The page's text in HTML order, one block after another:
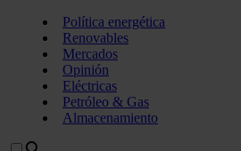
Política energética
Renovables
Mercados
Opinión
Eléctricas
Petróleo & Gas
Almacenamiento